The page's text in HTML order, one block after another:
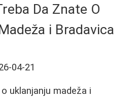
Da Znate O
i Bradavica
04-21
uklanjanju madeža i